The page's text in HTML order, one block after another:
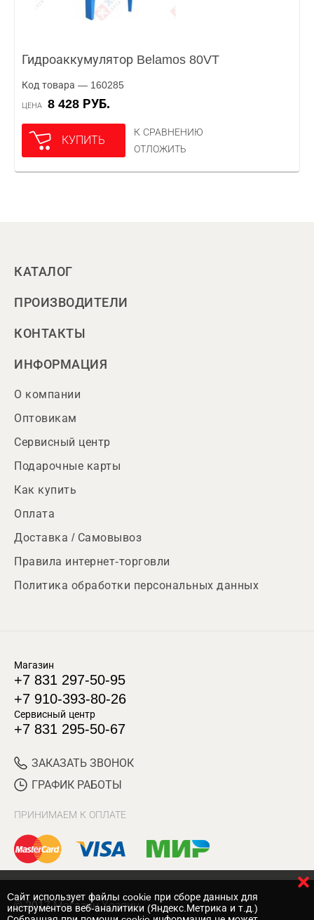
Гидроаккумулятор Belamos 80VT
Код товара — 160285
ЦЕНА 8 428 РУБ.
КУПИТЬ
К СРАВНЕНИЮ
ОТЛОЖИТЬ
КАТАЛОГ
ПРОИЗВОДИТЕЛИ
КОНТАКТЫ
ИНФОРМАЦИЯ
О компании
Оптовикам
Сервисный центр
Подарочные карты
Как купить
Оплата
Доставка / Самовывоз
Правила интернет-торговли
Политика обработки персональных данных
Магазин
+7 831 297-50-95
+7 910-393-80-26
Сервисный центр
+7 831 295-50-67
ЗАКАЗАТЬ ЗВОНОК
ГРАФИК РАБОТЫ
ПРИНИМАЕМ К ОПЛАТЕ
© 2017 Магазин Хозяин
Cайт использует файлы cookie при сборе данных для
инструментов веб-аналитики (Яндекс.Метрика и т.д.)